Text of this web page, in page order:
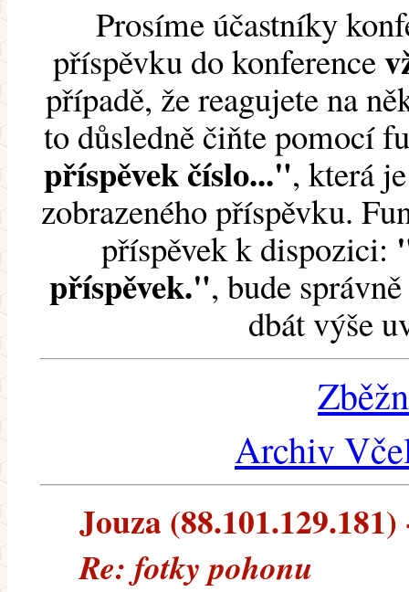
Prosíme účastníky
příspěvku do konference
případě, že reagujete na
to důsledně čiňte pomocí
příspěvek číslo...", která
zobrazeného příspěvku.
příspěvek k dispozici:
příspěvek.", bude
dbát výše
Archiv
Jouza
Re: fotky pohonu